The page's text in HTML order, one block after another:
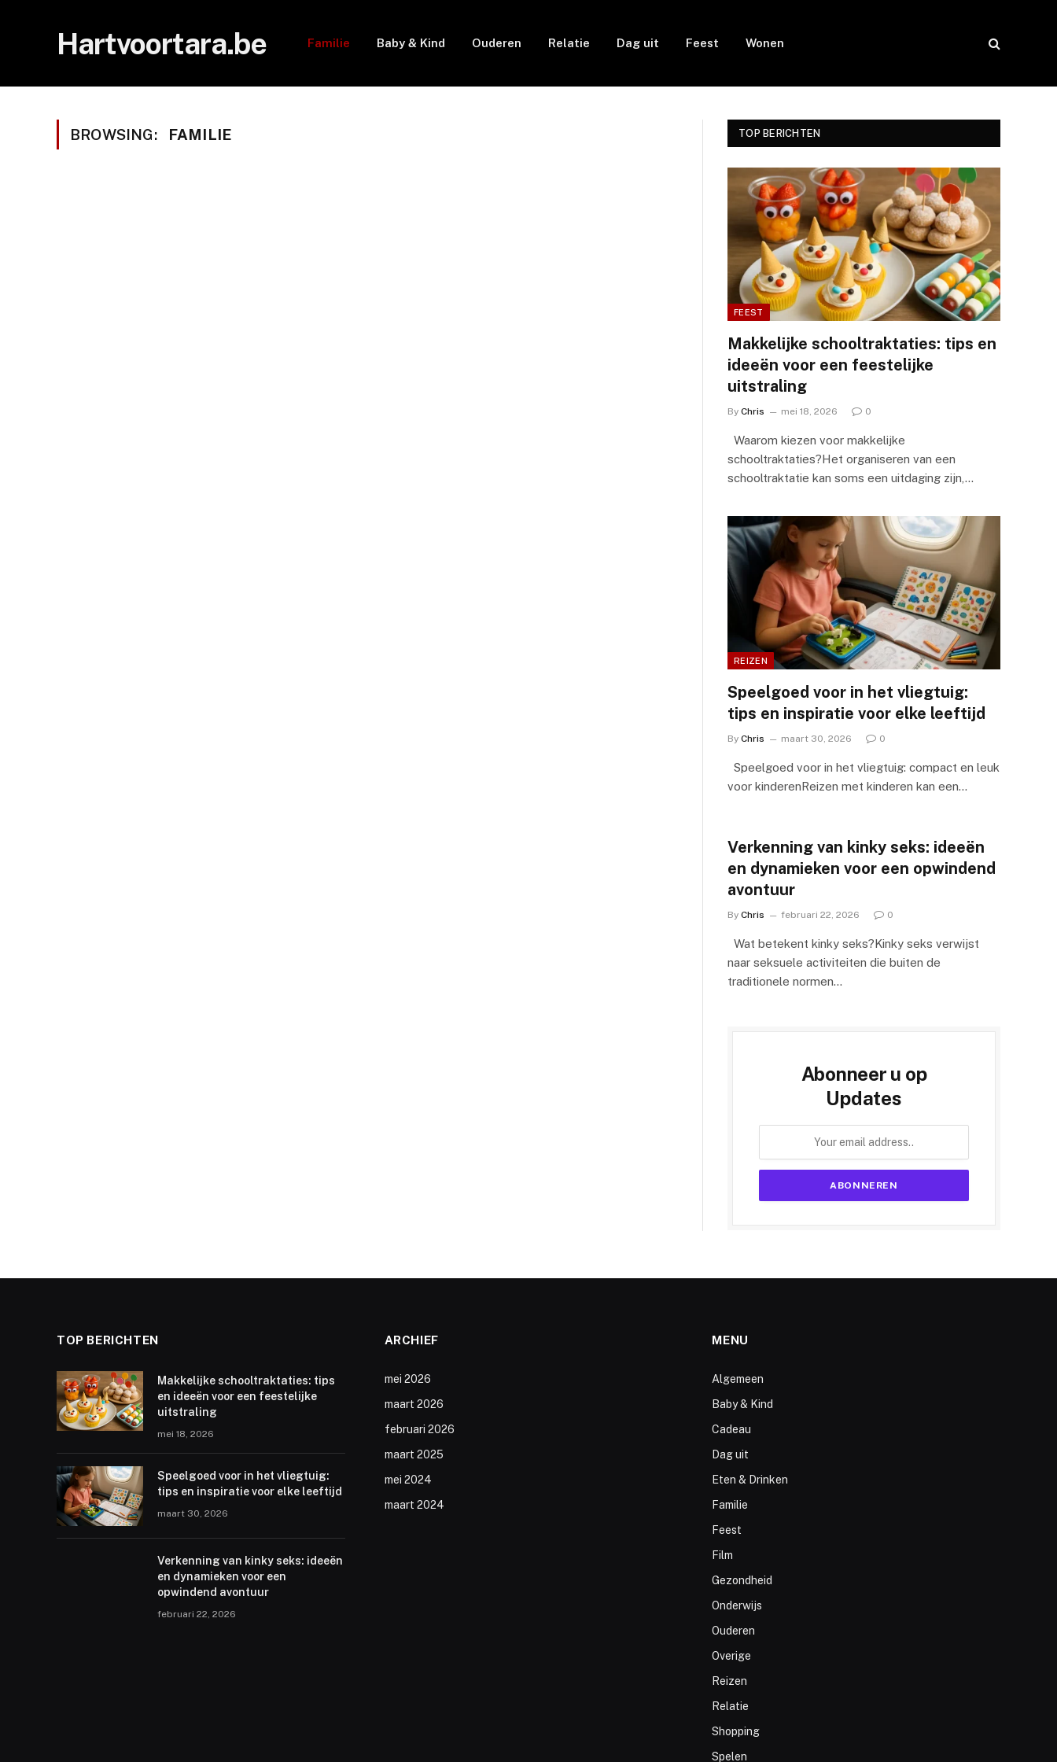
Hartvoortara.be Familie Baby & Kind Ouderen Relatie Dag uit Feest Wonen
BROWSING: FAMILIE TOP BERICHTEN
FEEST
Makkelijke schooltraktaties: tips en
ideeën voor een feestelijke
uitstraling
By Chris mei 18, 2026 0
Waarom kiezen voor makkelijke
schooltraktaties?Het organiseren van een
schooltraktatie kan soms een uitdaging zijn,…
REIZEN
Speelgoed voor in het vliegtuig:
tips en inspiratie voor elke leeftijd
By Chris maart 30, 2026 0
Speelgoed voor in het vliegtuig: compact en leuk
voor kinderenReizen met kinderen kan een…
Verkenning van kinky seks: ideeën
en dynamieken voor een opwindend
avontuur
By Chris februari 22, 2026 0
Wat betekent kinky seks?Kinky seks verwijst
naar seksuele activiteiten die buiten de
traditionele normen…
Abonneer u op
Updates
TOP BERICHTEN
Makkelijke schooltraktaties: tips
en ideeën voor een feestelijke
uitstraling
mei 18, 2026
Speelgoed voor in het vliegtuig:
tips en inspiratie voor elke leeftijd
maart 30, 2026
Verkenning van kinky seks: ideeën
en dynamieken voor een
opwindend avontuur
februari 22, 2026
ARCHIEF
mei 2026
maart 2026
februari 2026
maart 2025
mei 2024
maart 2024
MENU
Algemeen
Baby & Kind
Cadeau
Dag uit
Eten & Drinken
Familie
Feest
Film
Gezondheid
Onderwijs
Ouderen
Overige
Reizen
Relatie
Shopping
Spelen